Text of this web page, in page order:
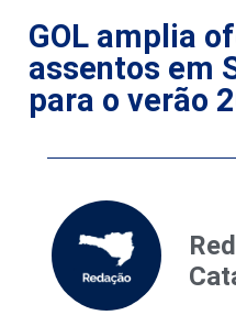
GOL amplia
assentos em
para o verão